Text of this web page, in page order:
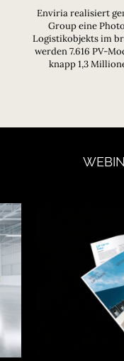
Enviria realisiert
Group eine
Logistikobjekts im
werden 7.616 PV-
knapp 1,3